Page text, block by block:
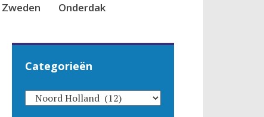
Zweden Onderdak
Categorieën
CATEGORIEËN